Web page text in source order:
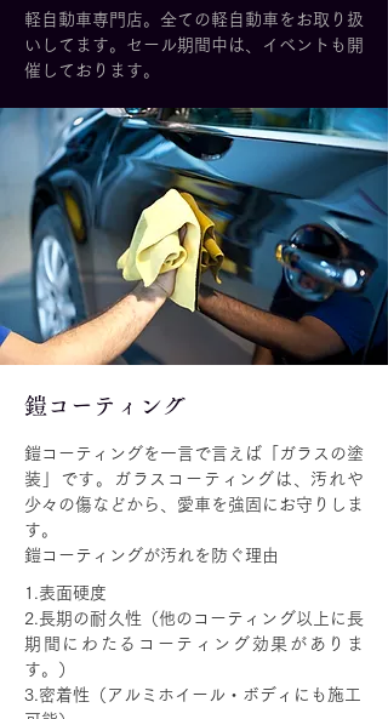
軽自動車専門店。全ての軽自動車をお取り扱
いしてます。セール期間中は、イベントも開
催しております。
​鎧コーティング
鎧コーティングを一言で言えば「ガラスの塗
装」です。ガラスコーティングは、汚れや
少々の傷などから、愛車を強固にお守りしま
す。
鎧コーティングが汚れを防ぐ理由
1.表面硬度
2.長期の耐久性（他のコーティング以上に長
期間にわたるコーティング効果がありま
す。）
3.密着性（アルミホイール・ボディにも施工